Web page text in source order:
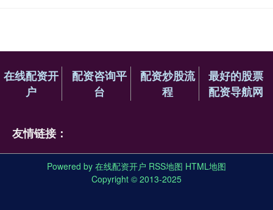
在线配资开
户
配资咨询平
台
配资炒股流
程
最好的股票
配资导航网
友情链接：
Powered by 在线配资开户 RSS地图 HTML地图
Copyright © 2013-2025